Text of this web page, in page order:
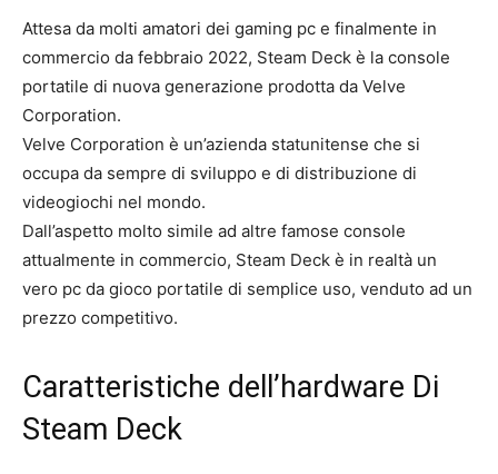
Attesa da molti amatori dei gaming pc e finalmente in
commercio da febbraio 2022, Steam Deck è la console
portatile di nuova generazione prodotta da Velve
Corporation.
Velve Corporation è un’azienda statunitense che si
occupa da sempre di sviluppo e di distribuzione di
videogiochi nel mondo.
Dall’aspetto molto simile ad altre famose console
attualmente in commercio, Steam Deck è in realtà un
vero pc da gioco portatile di semplice uso, venduto ad un
prezzo competitivo.
Caratteristiche dell’hardware Di
Steam Deck